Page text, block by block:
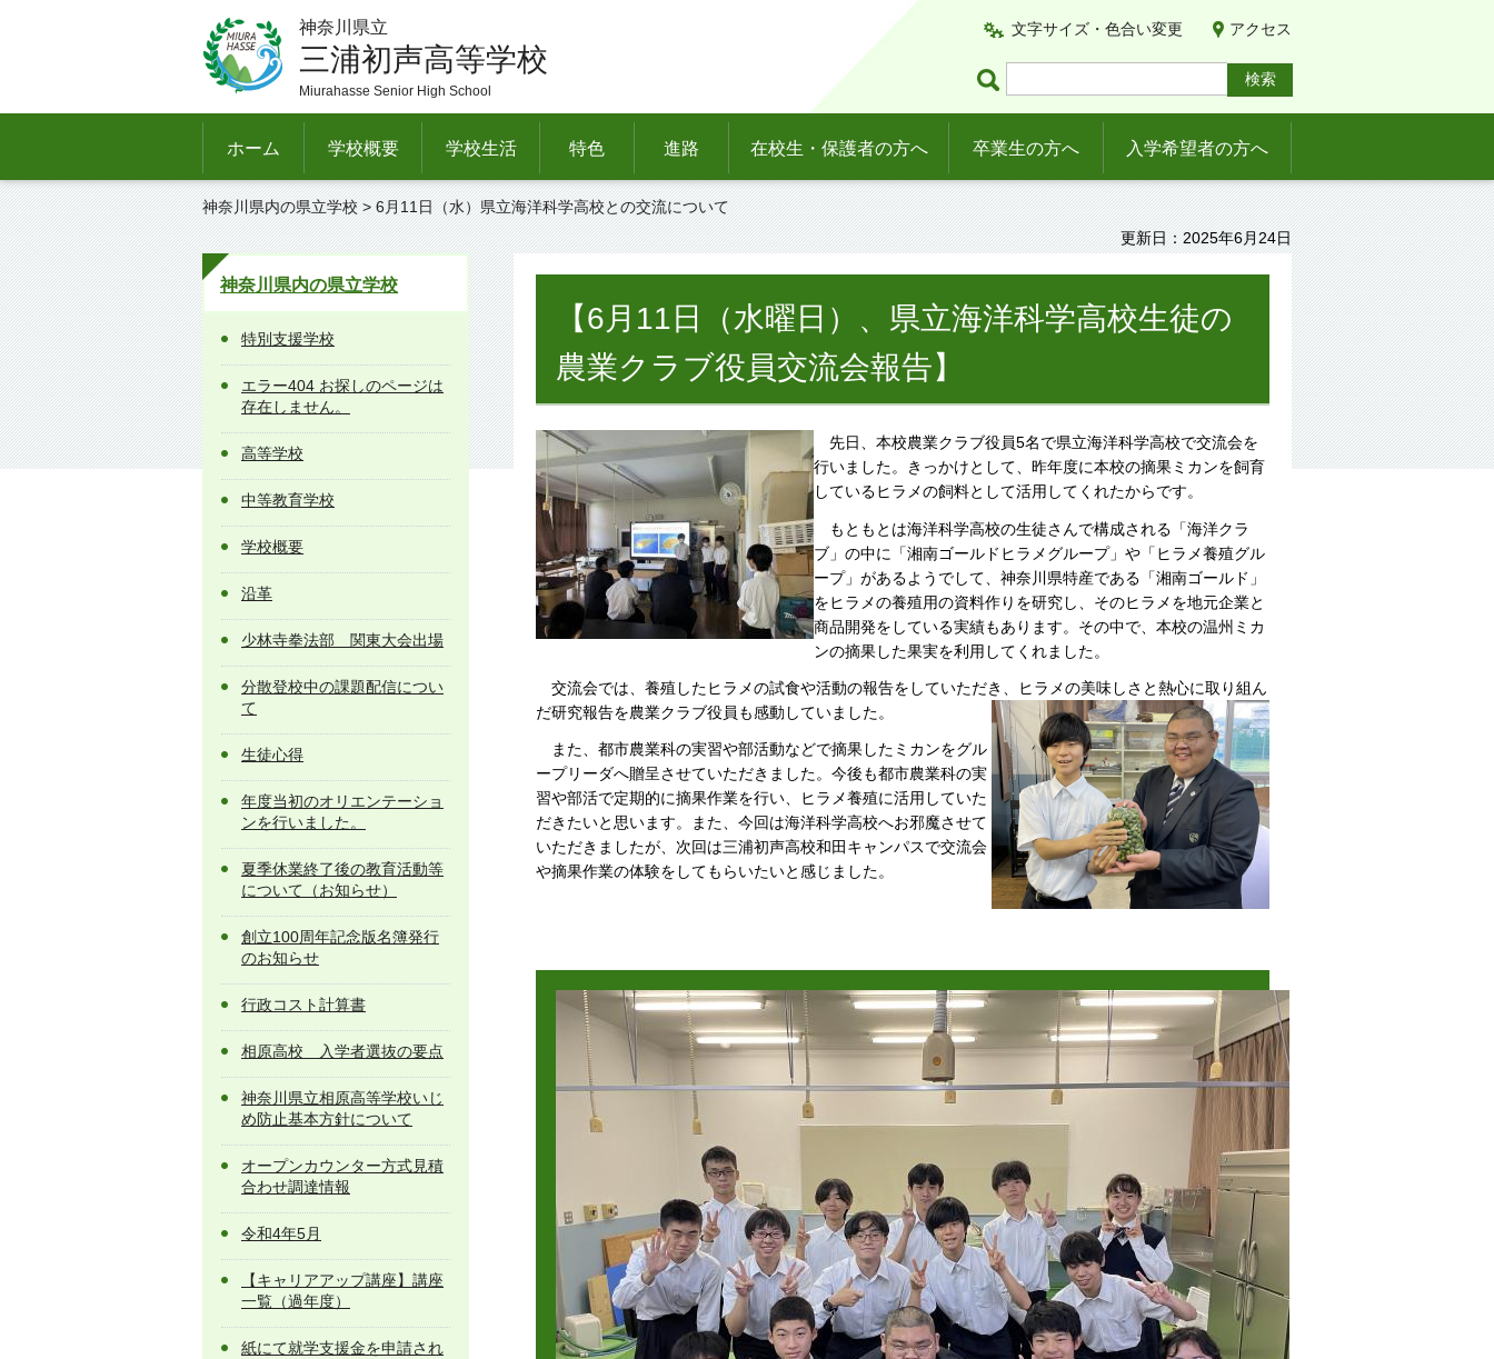
神奈川県立
三浦初声高等学校
Miurahasse Senior High School
文字サイズ・色合い変更 アクセス
ホーム 学校概要 学校生活 特色 進路 在校生・保護者の方へ 卒業生の方へ 入学希望者の方へ
神奈川県内の県立学校 > 6月11日（水）県立海洋科学高校との交流について
更新日：2025年6月24日
神奈川県内の県立学校
特別支援学校
エラー404 お探しのページは
存在しません。
高等学校
中等教育学校
学校概要
沿革
少林寺拳法部 関東大会出場
分散登校中の課題配信につい
て
生徒心得
年度当初のオリエンテーショ
ンを行いました。
夏季休業終了後の教育活動等
について（お知らせ）
創立100周年記念版名簿発行
のお知らせ
行政コスト計算書
相原高校 入学者選抜の要点
神奈川県立相原高等学校いじ
め防止基本方針について
オープンカウンター方式見積
合わせ調達情報
令和4年5月
【キャリアアップ講座】講座
一覧（過年度）
紙にて就学支援金を申請され
【6月11日（水曜日）、県立海洋科学高校生徒の
農業クラブ役員交流会報告】
先日、本校農業クラブ役員5名で県立海洋科学高校で交流会を
行いました。きっかけとして、昨年度に本校の摘果ミカンを飼育
しているヒラメの飼料として活用してくれたからです。
もともとは海洋科学高校の生徒さんで構成される「海洋クラ
ブ」の中に「湘南ゴールドヒラメグループ」や「ヒラメ養殖グル
ープ」があるようでして、神奈川県特産である「湘南ゴールド」
をヒラメの養殖用の資料作りを研究し、そのヒラメを地元企業と
商品開発をしている実績もあります。その中で、本校の温州ミカ
ンの摘果した果実を利用してくれました。
交流会では、養殖したヒラメの試食や活動の報告をしていただき、ヒラメの美味しさと熱心に取り組ん
だ研究報告を農業クラブ役員も感動していました。
また、都市農業科の実習や部活動などで摘果したミカンをグル
ープリーダへ贈呈させていただきました。今後も都市農業科の実
習や部活で定期的に摘果作業を行い、ヒラメ養殖に活用していた
だきたいと思います。また、今回は海洋科学高校へお邪魔させて
いただきましたが、次回は三浦初声高校和田キャンパスで交流会
や摘果作業の体験をしてもらいたいと感じました。